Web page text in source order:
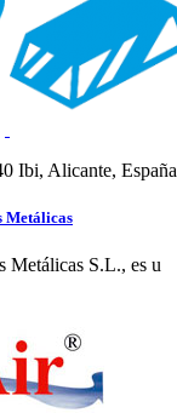
Ibi, Alicante, España
Metálicas
Metálicas S.L., es u